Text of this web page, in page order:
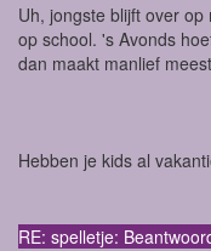
Uh, jongste blijft over
op school. 's Avonds
dan maakt manlief
Hebben je kids al
RE: spelletje: